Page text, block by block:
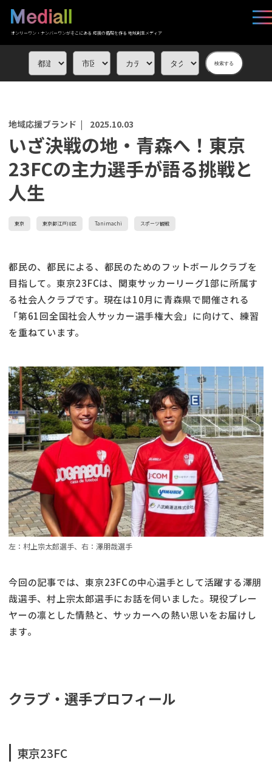
オンリーワン・ナンバーワンがそこにある 応援の循環を作る 地域創生メディア
検索する
地域応援ブランド | 2025.10.03
いざ決戦の地・青森へ！東京
23FCの主力選手が語る挑戦と
人生
東京 東京都江戸川区 Tanimachi スポーツ観戦
都民の、都民による、都民のためのフットボールクラブを
目指して。東京23FCは、関東サッカーリーグ1部に所属す
る社会人クラブです。現在は10月に青森県で開催される
「第61回全国社会人サッカー選手権大会」に向けて、練習
を重ねています。
左：村上宗太郎選手、右：澤朋哉選手
今回の記事では、東京23FCの中心選手として活躍する澤朋
哉選手、村上宗太郎選手にお話を伺いました。現役プレー
ヤーの凛とした情熱と、サッカーへの熱い思いをお届けし
ます。
クラブ・選手プロフィール
東京23FC